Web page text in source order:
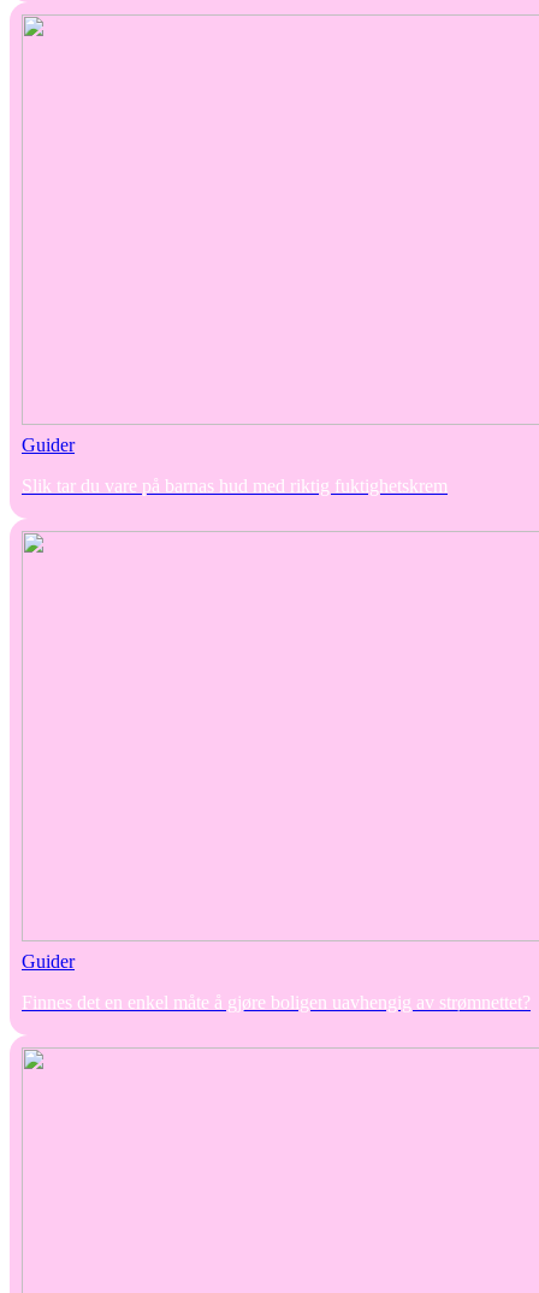
Guider
Slik tar du vare på barnas hud med riktig fuktighetskrem
Guider
Finnes det en enkel måte å gjøre boligen uavhengig av strømnettet?